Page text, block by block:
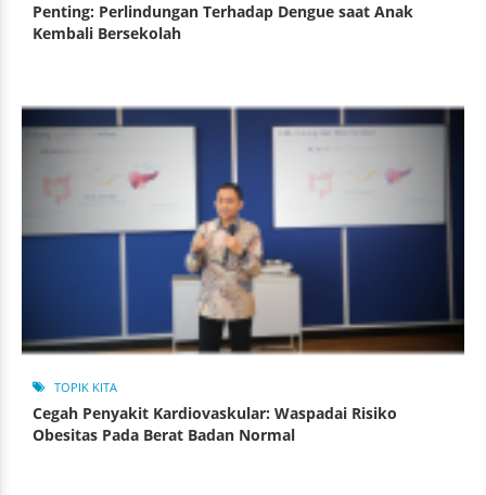
Penting: Perlindungan Terhadap Dengue saat Anak
Kembali Bersekolah
TOPIK KITA
Cegah Penyakit Kardiovaskular: Waspadai Risiko
Obesitas Pada Berat Badan Normal